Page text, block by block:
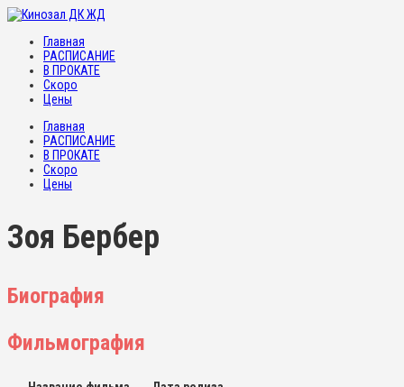
Главная
РАСПИСАНИЕ
В ПРОКАТЕ
Скоро
Цены
Главная
РАСПИСАНИЕ
В ПРОКАТЕ
Скоро
Цены
Зоя Бербер
Биография
Фильмография